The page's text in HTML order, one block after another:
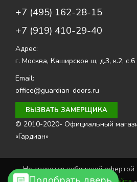
+7 (495) 162-28-15
+7 (919) 410-29-40
Адрес:
г. Москва, Каширское ш, д.3, к.2, с.6
Email:
office@guardian-doors.ru
ВЫЗВАТЬ ЗАМЕРЩИКА
© 2010-2020- Официальный
«Гардиан»
Не является публичной офертой